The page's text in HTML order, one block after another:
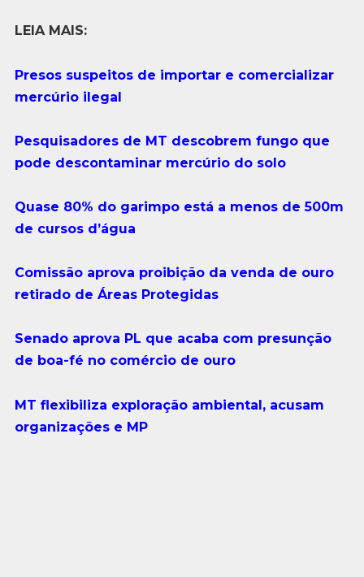
LEIA MAIS:
Presos suspeitos de importar e comercializar
mercúrio ilegal
Pesquisadores de MT descobrem fungo que
pode descontaminar mercúrio do solo
Quase 80% do garimpo está a menos de 500m
de cursos d’água
Comissão aprova proibição da venda de ouro
retirado de Áreas Protegidas
Senado aprova PL que acaba com presunção
de boa-fé no comércio de ouro
MT flexibiliza exploração ambiental, acusam
organizações e MP